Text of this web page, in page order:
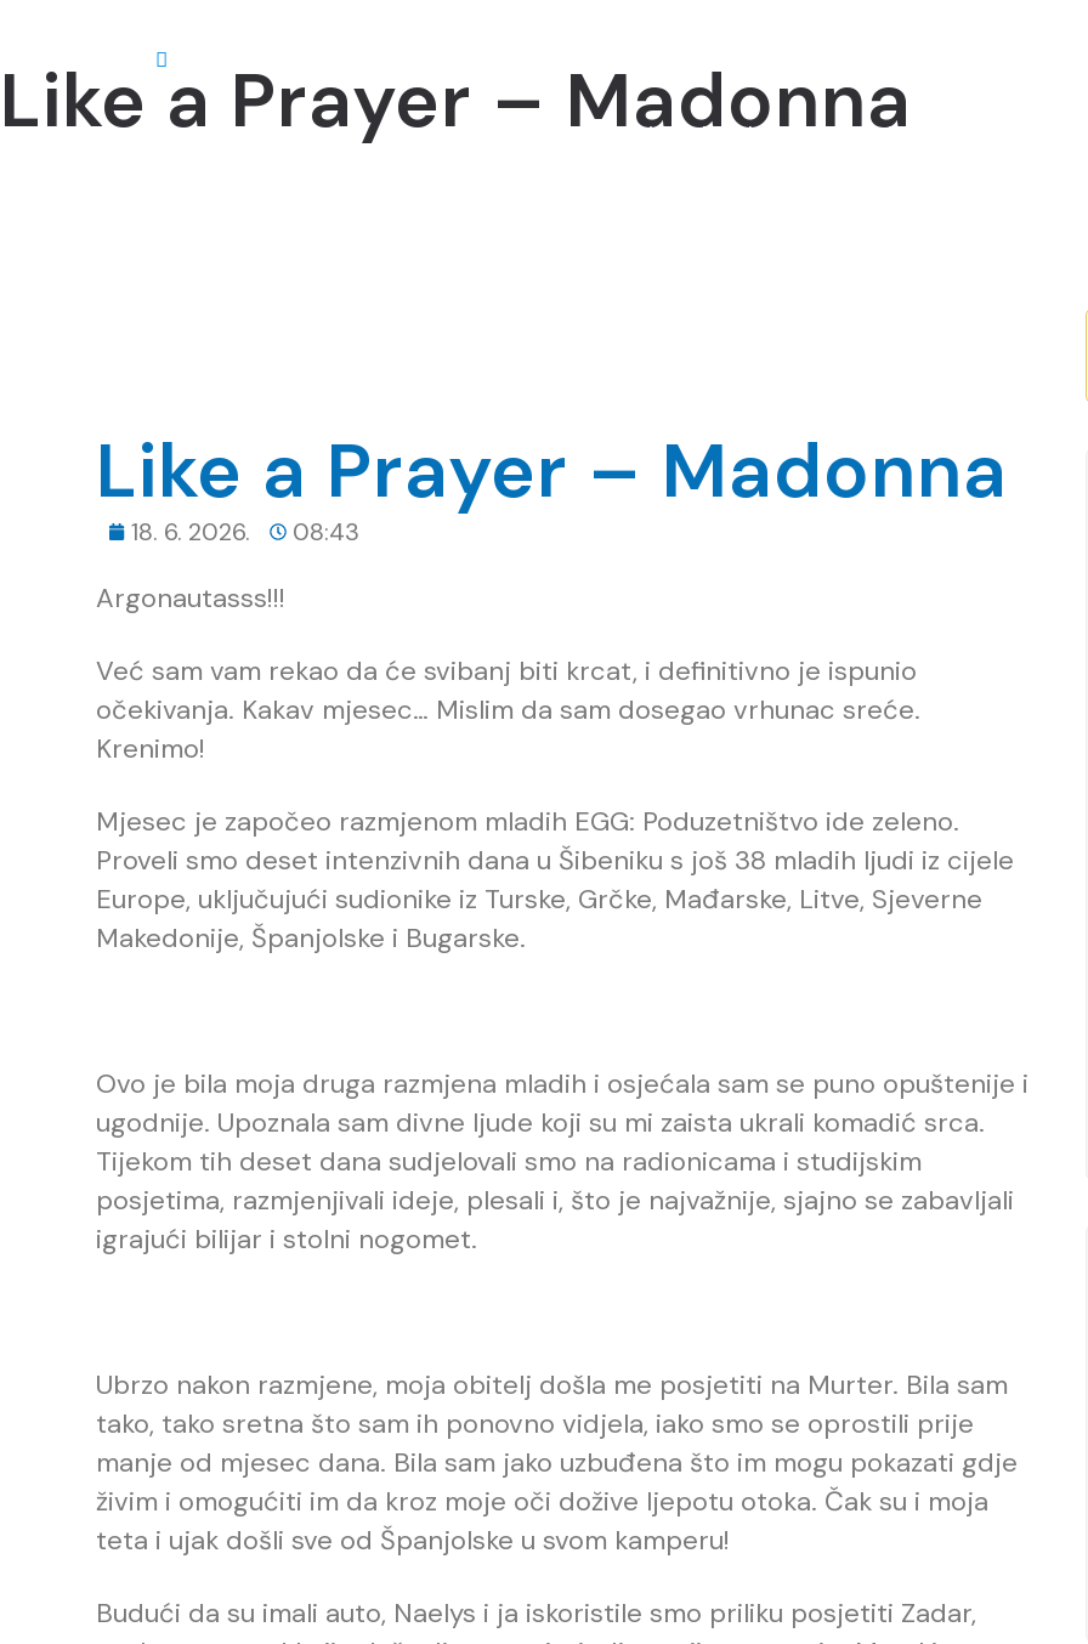
Novosti Projekti Edukacijski programi
Like a Prayer – Madonna
Like a Prayer – Madonna
18. 6. 2026. 08:43
Argonautasss!!!
Već sam vam rekao da će svibanj biti krcat, i definitivno je ispunio
očekivanja. Kakav mjesec… Mislim da sam dosegao vrhunac sreće.
Krenimo!
Mjesec je započeo razmjenom mladih EGG: Poduzetništvo ide zeleno.
Proveli smo deset intenzivnih dana u Šibeniku s još 38 mladih ljudi iz cijele
Europe, uključujući sudionike iz Turske, Grčke, Mađarske, Litve, Sjeverne
Makedonije, Španjolske i Bugarske.
Ovo je bila moja druga razmjena mladih i osjećala sam se puno opuštenije i
ugodnije. Upoznala sam divne ljude koji su mi zaista ukrali komadić srca.
Tijekom tih deset dana sudjelovali smo na radionicama i studijskim
posjetima, razmjenjivali ideje, plesali i, što je najvažnije, sjajno se zabavljali
igrajući bilijar i stolni nogomet.
Ubrzo nakon razmjene, moja obitelj došla me posjetiti na Murter. Bila sam
tako, tako sretna što sam ih ponovno vidjela, iako smo se oprostili prije
manje od mjesec dana. Bila sam jako uzbuđena što im mogu pokazati gdje
živim i omogućiti im da kroz moje oči dožive ljepotu otoka. Čak su i moja
teta i ujak došli sve od Španjolske u svom kamperu!
Budući da su imali auto, Naelys i ja iskoristile smo priliku posjetiti Zadar,